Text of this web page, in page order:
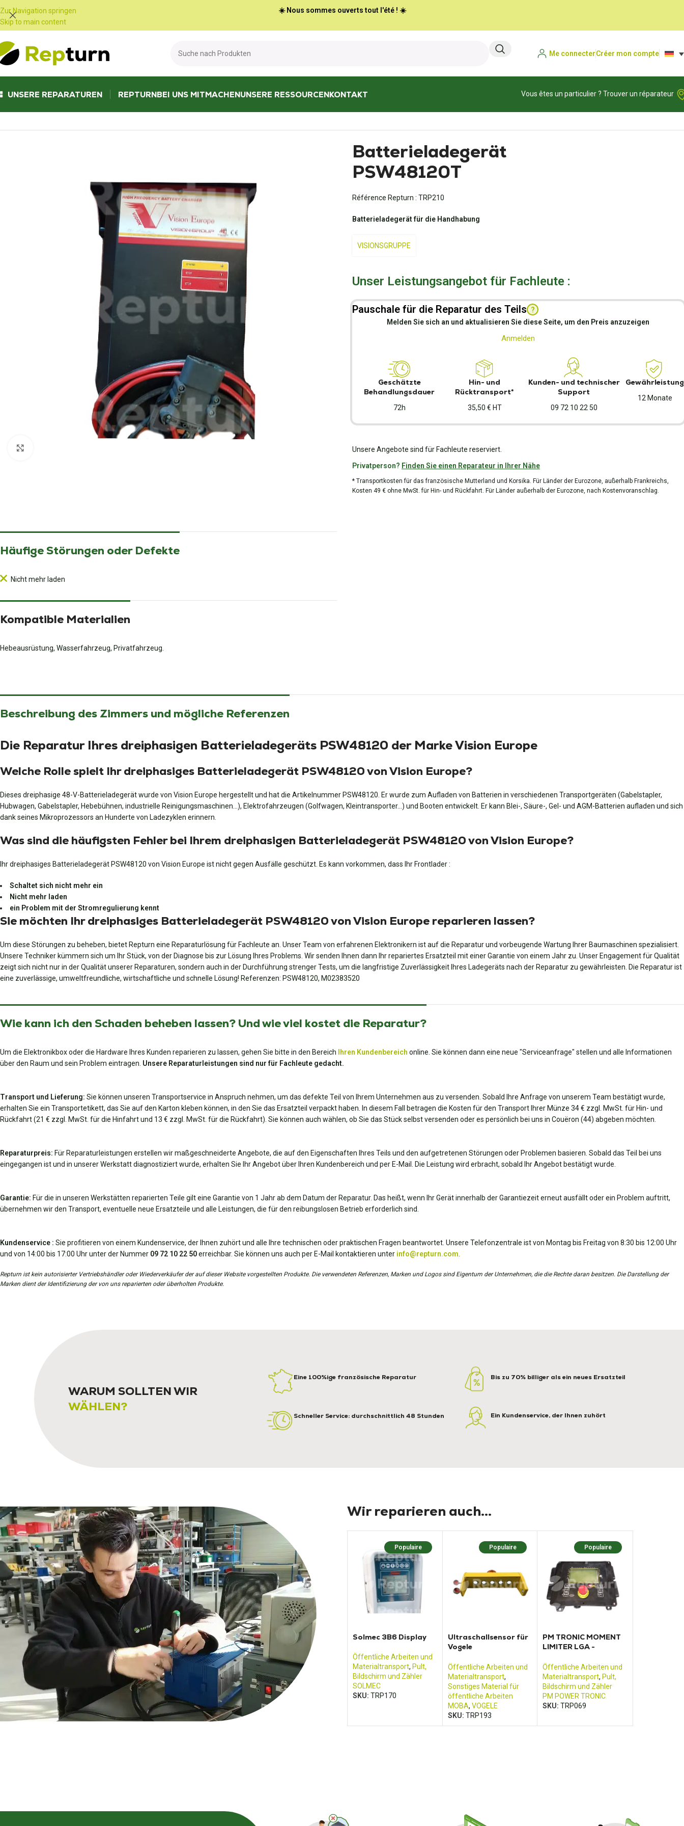
Zur Navigation springen
Skip to main content
☀️ Nous sommes ouverts tout l'été ! ☀️
Me connecterCréer mon compte
UNSERE REPARATUREN REPTURNBEI UNS MITMACHENUNSERE RESSOURCENKONTAKT
Vous êtes un particulier ? Trouver un réparateur
Batterieladegerät
PSW48120T
Référence Repturn : TRP210
Batterieladegerät für die Handhabung
VISIONSGRUPPE
Unser Leistungsangebot für Fachleute :
Pauschale für die Reparatur des Teils ?
Melden Sie sich an und aktualisieren Sie diese Seite, um den Preis anzuzeigen
Anmelden
Geschätzte
Behandlungsdauer
72h
Hin- und
Rücktransport*
35,50 € HT
Kunden- und technischer
Support
09 72 10 22 50
Gewährleistung
12 Monate
Unsere Angebote sind für Fachleute reserviert.
Privatperson? Finden Sie einen Reparateur in Ihrer Nähe
* Transportkosten für das französische Mutterland und Korsika. Für Länder der Eurozone, außerhalb Frankreichs,
Kosten 49 € ohne MwSt. für Hin- und Rückfahrt. Für Länder außerhalb der Eurozone, nach Kostenvoranschlag.
Häufige Störungen oder Defekte
Nicht mehr laden
Kompatible Materialien
Hebeausrüstung, Wasserfahrzeug, Privatfahrzeug.
Beschreibung des Zimmers und mögliche Referenzen
Die Reparatur Ihres dreiphasigen Batterieladegeräts PSW48120 der Marke Vision Europe
Welche Rolle spielt Ihr dreiphasiges Batterieladegerät PSW48120 von Vision Europe?
Dieses dreiphasige 48-V-Batterieladegerät wurde von Vision Europe hergestellt und hat die Artikelnummer PSW48120. Er wurde zum Aufladen von Batterien in verschiedenen Transportgeräten (Gabelstapler,
Hubwagen, Gabelstapler, Hebebühnen, industrielle Reinigungsmaschinen…), Elektrofahrzeugen (Golfwagen, Kleintransporter…) und Booten entwickelt. Er kann Blei-, Säure-, Gel- und AGM-Batterien aufladen und sich
dank seines Mikroprozessors an Hunderte von Ladezyklen erinnern.
Was sind die häufigsten Fehler bei Ihrem dreiphasigen Batterieladegerät PSW48120 von Vision Europe?
Ihr dreiphasiges Batterieladegerät PSW48120 von Vision Europe ist nicht gegen Ausfälle geschützt. Es kann vorkommen, dass Ihr Frontlader :
Schaltet sich nicht mehr ein
Nicht mehr laden
ein Problem mit der Stromregulierung kennt
Sie möchten Ihr dreiphasiges Batterieladegerät PSW48120 von Vision Europe reparieren lassen?
Um diese Störungen zu beheben, bietet Repturn eine Reparaturlösung für Fachleute an. Unser Team von erfahrenen Elektronikern ist auf die Reparatur und vorbeugende Wartung Ihrer Baumaschinen spezialisiert.
Unsere Techniker kümmern sich um Ihr Stück, von der Diagnose bis zur Lösung Ihres Problems. Wir senden Ihnen dann Ihr repariertes Ersatzteil mit einer Garantie von einem Jahr zu. Unser Engagement für Qualität
zeigt sich nicht nur in der Qualität unserer Reparaturen, sondern auch in der Durchführung strenger Tests, um die langfristige Zuverlässigkeit Ihres Ladegeräts nach der Reparatur zu gewährleisten. Die Reparatur ist
eine zuverlässige, umweltfreundliche, wirtschaftliche und schnelle Lösung! Referenzen: PSW48120, M02383520
Wie kann ich den Schaden beheben lassen? Und wie viel kostet die Reparatur?
Um die Elektronikbox oder die Hardware Ihres Kunden reparieren zu lassen, gehen Sie bitte in den Bereich Ihren Kundenbereich online. Sie können dann eine neue "Serviceanfrage" stellen und alle Informationen
über den Raum und sein Problem eintragen. Unsere Reparaturleistungen sind nur für Fachleute gedacht.
Transport und Lieferung: Sie können unseren Transportservice in Anspruch nehmen, um das defekte Teil von Ihrem Unternehmen aus zu versenden. Sobald Ihre Anfrage von unserem Team bestätigt wurde,
erhalten Sie ein Transportetikett, das Sie auf den Karton kleben können, in den Sie das Ersatzteil verpackt haben. In diesem Fall betragen die Kosten für den Transport Ihrer Münze 34 € zzgl. MwSt. für Hin- und
Rückfahrt (21 € zzgl. MwSt. für die Hinfahrt und 13 € zzgl. MwSt. für die Rückfahrt). Sie können auch wählen, ob Sie das Stück selbst versenden oder es persönlich bei uns in Couëron (44) abgeben möchten.
Reparaturpreis: Für Reparaturleistungen erstellen wir maßgeschneiderte Angebote, die auf den Eigenschaften Ihres Teils und den aufgetretenen Störungen oder Problemen basieren. Sobald das Teil bei uns
eingegangen ist und in unserer Werkstatt diagnostiziert wurde, erhalten Sie Ihr Angebot über Ihren Kundenbereich und per E-Mail. Die Leistung wird erbracht, sobald Ihr Angebot bestätigt wurde.
Garantie: Für die in unseren Werkstätten reparierten Teile gilt eine Garantie von 1 Jahr ab dem Datum der Reparatur. Das heißt, wenn Ihr Gerät innerhalb der Garantiezeit erneut ausfällt oder ein Problem auftritt,
übernehmen wir den Transport, eventuelle neue Ersatzteile und alle Leistungen, die für den reibungslosen Betrieb erforderlich sind.
Kundenservice : Sie profitieren von einem Kundenservice, der Ihnen zuhört und alle Ihre technischen oder praktischen Fragen beantwortet. Unsere Telefonzentrale ist von Montag bis Freitag von 8:30 bis 12:00 Uhr
und von 14:00 bis 17:00 Uhr unter der Nummer 09 72 10 22 50erreichbar. Sie können uns auch per E-Mail kontaktieren unter info@repturn.com
Repturn ist kein autorisierter Vertriebshändler oder Wiederverkäufer der auf dieser Website vorgestellten Produkte. Die verwendeten Referenzen, Marken und Logos sind Eigentum der Unternehmen, die die Rechte daran besitzen. Die Darstellung der
Marken dient der Identifizierung der von uns reparierten oder überholten Produkte.
WARUM SOLLTEN WIR
WÄHLEN?
Eine 100%ige französische Reparatur
Schneller Service: durchschnittlich 48 Stunden
Bis zu 70% billiger als ein neues Ersatzteil
Ein Kundenservice, der Ihnen zuhört
Wir reparieren auch...
Populaire
Solmec 3B6 Display
Öffentliche Arbeiten und
Materialtransport, Pult,
Bildschirm und Zähler
SOLMEC
SKU: TRP170
Populaire
Ultraschallsensor für
Vogele
Öffentliche Arbeiten und
Materialtransport,
Sonstiges Material für
öffentliche Arbeiten
MOBA, VOGELE
SKU: TRP193
Populaire
PM TRONIC MOMENT
LIMITER LGA -
Öffentliche Arbeiten und
Materialtransport, Pult,
Bildschirm und Zähler
PM POWER TRONIC
SKU:TRP069